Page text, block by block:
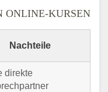
ONLINE-KURSEN
Nachteile
direkte